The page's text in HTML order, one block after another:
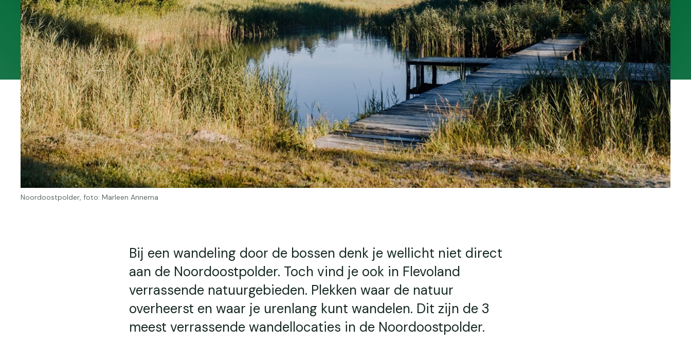
Noordoostpolder, foto: Marleen Annema
Bij een wandeling door de bossen denk je wellicht niet direct
aan de Noordoostpolder. Toch vind je ook in Flevoland
verrassende natuurgebieden. Plekken waar de natuur
overheerst en waar je urenlang kunt wandelen. Dit zijn de 3
meest verrassende wandellocaties in de Noordoostpolder.